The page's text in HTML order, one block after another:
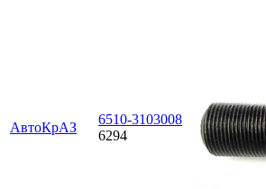
АвтоКрАЗ
6510-3103008
6294